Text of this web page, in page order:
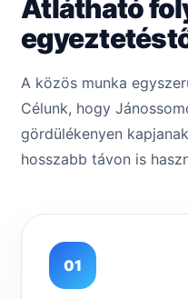
Átlátható
A közös munka
Célunk, hogy
gördülékenyen
hosszabb távon is
01